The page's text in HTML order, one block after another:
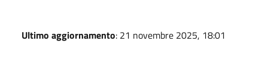
Ultimo aggiornamento: 21 novembre 2025, 18:01